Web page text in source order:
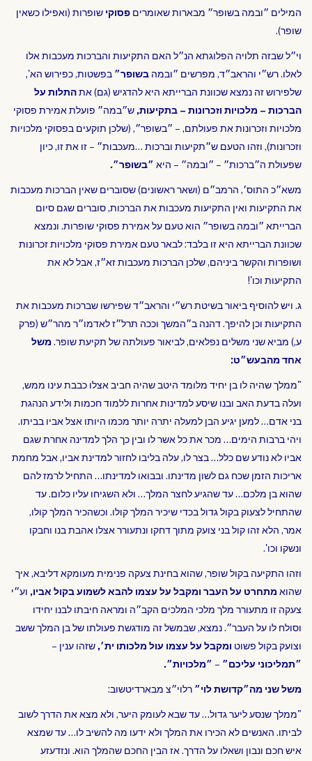
המילים ״ובמה בשופר״ מבארות שאומרים פסוקי שופרות (ואפילו כשאין
שופר).
וי״ל שבזה תלויה הפלוגתא הנ״ל האם התקיעות והברכות מעכבות אלו
לאלו. רש״י והראב״ד, מפרשים ״ובמה בשופר״ בפשטות, כפירוש הא',
שלפירוש זה נמצא שכוונת הברייתא היא להדגיש (גם) אתהתלות על
הברכות – מלכויות וזכרונות – בתקיעות, ש״במה״ פועלת אמירת פסוקי
מלכויות וזכרונות את פעולתם, – ״בשופר״, (שלכן תוקעים בפסוקי מלכויות
וזכרונות), וזהו הטעם ש״תקיעות וברכות …מעכבות״ – זו את זו, כיון
שפעולת ה״ברכות״ – ״ובמה״ – היא ״בשופר״.
משא״כ התוס׳, הרמב״ם (ושאר ראשונים) שסוברים שאין הברכות מעכבות
את התקיעות ואין התקיעות מעכבות את הברכות, סוברים שגם סיום
הברייתא ״ובמה בשופר״ הוא טעם על אמירת פסוקי שופרות. ונמצא
שכוונת הברייתא היא זו בלבד: לבאר טעם אמירת פסוקי מלכויות זכרונות
ושופרות והקשר ביניהם, שלכן הברכות מעכבות זא״ז, אבל לא את
התקיעות וכו'!
ג. ויש להוסיף ביאור בשיטת רש״י והראב״ד שפירשו שברכות מעכבות את
התקיעות וכן להיפך. דהנה ב״המשך וככה תרל״ז לאדמו״ר מהר״ש (פרק
ע,) מביא שני משלים נפלאים, לביאור פעולתה של תקיעת שופר. משל
אחד מהבעש״ט:
"ממלך שהיה לו בן יחיד מלומד היטב שהיה חביב אצלו כבבת עינו ממש,
ועלה בדעת האב ובנו שיסע למדינות אחרות ללמוד חכמות ולידע הנהגת
בני אדם… למען יגיע הבן למעלה יתרה יותר מכמו היותו אצל אביו בביתו.
ויהי ברבות הימים… מכר את כל אשר לו ובין כך הלך למדינה אחרת שגם
אביו לא נודע שם כלל… בצר לו, עלה בליבו לחזור למדינת אביו, אבל מחמת
אריכות הזמן שכח גם לשון מדינתו. ובבואו למדינתו… התחיל לרמז להם
שהוא בן מלכם… עד שהגיע לחצר המלך… ולא השגיחו עליו כלום. עד
שהתחיל לצעוק בקול גדול בכדי שיכיר המלך קולו. וכשהכיר המלך קולו,
אמר, הלא זהו קול בני צועק מתוך דחקו ונתעורר אצלו אהבת בנו וחבקו
ונשקו וכו'.
וזהו התקיעה בקול שופר, שהוא בחינת צעקה פנימית מעומקא דליבא, איך
שהוא מתחרט על העבר ומקבל על עצמו להבא לשמוע בקול אביו, וע״י
צעקה זו מתעורר מלך מלכי המלכים הקב״ה ומראה חיבתו לבנו יחידו
וסולח לו על העבר״. נמצא, שבמשל זה מודגשת פעולתו של בן המלך ששב
וצועק בקול פשוט ומקבל על עצמו עול מלכותו ית׳, שזהו ענין –
״תמליכוני עליכם״ – ״מלכויות״.
משל שני מה״קדושת לוי״ רלוי״צ מבארדיטשוב:
"ממלך שנסע ליער גדול… עד שבא לעומק היער, ולא מצא את הדרך לשוב
לביתו. האנשים לא הכירו את המלך ולא ידעו מה להשיב לו… עד שמצא
איש חכם ונבון ושאלו על הדרך. אז הבין החכם שהמלך הוא. ונזדעזע